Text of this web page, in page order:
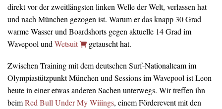
direkt vor der zweitlängsten linken Welle der Welt, verlassen hat
und nach München gezogen ist. Warum er das knapp 30 Grad
warme Wasser und Boardshorts gegen aktuelle 14 Grad im
Wavepool und Wetsuit getauscht hat.
Zwischen Training mit dem deutschen Surf-Nationalteam im
Olympiastützpunkt München und Sessions im Wavepool ist Leon
heute in einer etwas anderen Sachen unterwegs. Wir treffen ihn
beimRed Bull Under My Wiiings, einem Förderevent mit den